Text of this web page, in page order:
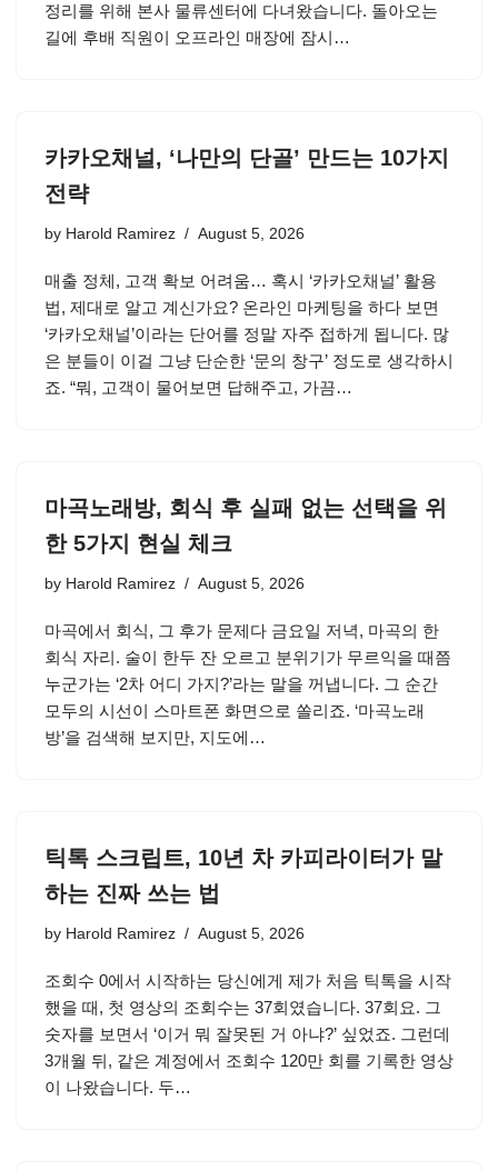
정리를 위해 본사 물류센터에 다녀왔습니다. 돌아오는
길에 후배 직원이 오프라인 매장에 잠시…
카카오채널, ‘나만의 단골’ 만드는 10가지
전략
by Harold Ramirez August 5, 2026
매출 정체, 고객 확보 어려움… 혹시 ‘카카오채널’ 활용
법, 제대로 알고 계신가요? 온라인 마케팅을 하다 보면
‘카카오채널’이라는 단어를 정말 자주 접하게 됩니다. 많
은 분들이 이걸 그냥 단순한 ‘문의 창구’ 정도로 생각하시
죠. “뭐, 고객이 물어보면 답해주고, 가끔…
마곡노래방, 회식 후 실패 없는 선택을 위
한 5가지 현실 체크
by Harold Ramirez August 5, 2026
마곡에서 회식, 그 후가 문제다 금요일 저녁, 마곡의 한
회식 자리. 술이 한두 잔 오르고 분위기가 무르익을 때쯤
누군가는 ‘2차 어디 가지?’라는 말을 꺼냅니다. 그 순간
모두의 시선이 스마트폰 화면으로 쏠리죠. ‘마곡노래
방’을 검색해 보지만, 지도에…
틱톡 스크립트, 10년 차 카피라이터가 말
하는 진짜 쓰는 법
by Harold Ramirez August 5, 2026
조회수 0에서 시작하는 당신에게 제가 처음 틱톡을 시작
했을 때, 첫 영상의 조회수는 37회였습니다. 37회요. 그
숫자를 보면서 ‘이거 뭐 잘못된 거 아냐?’ 싶었죠. 그런데
3개월 뒤, 같은 계정에서 조회수 120만 회를 기록한 영상
이 나왔습니다. 두…